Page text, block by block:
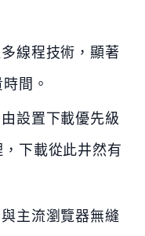
線程技術，顯著
間。
設置下載優先級
下載從此井然有
與主流瀏覽器無縫